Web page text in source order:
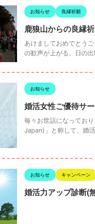
お知らせ 良縁祈願
鹿狼山からの良縁
あけましておめでとう
の歓声が上がる、日の
お知らせ
婚活女性ご優待サ
毎々お世話になってお
Japan)」と称して、婚
お知らせ キャンペーン
婚活力アップ診断(